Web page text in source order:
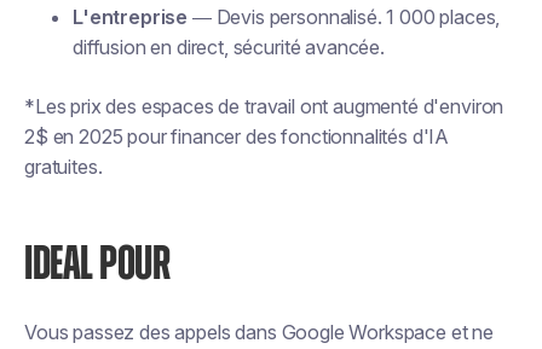
L'entreprise — Devis personnalisé. 1 000 places,
diffusion en direct, sécurité avancée.
*Les prix des espaces de travail ont augmenté d'environ
2$ en 2025 pour financer des fonctionnalités d'IA
gratuites.
IDEAL POUR
Vous passez des appels dans Google Workspace et ne